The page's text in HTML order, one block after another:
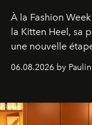
À la Fashion
la Kitten Heel, sa
une nouvelle
06.08.2026 by